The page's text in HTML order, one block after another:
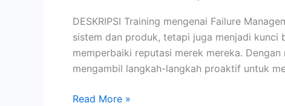
DESKRIPSI Training mengenai Failure
sistem dan produk, tetapi juga menjadi kunci
memperbaiki reputasi merek mereka.
mengambil langkah-langkah proaktif untuk
ANALYSIS
Read More »